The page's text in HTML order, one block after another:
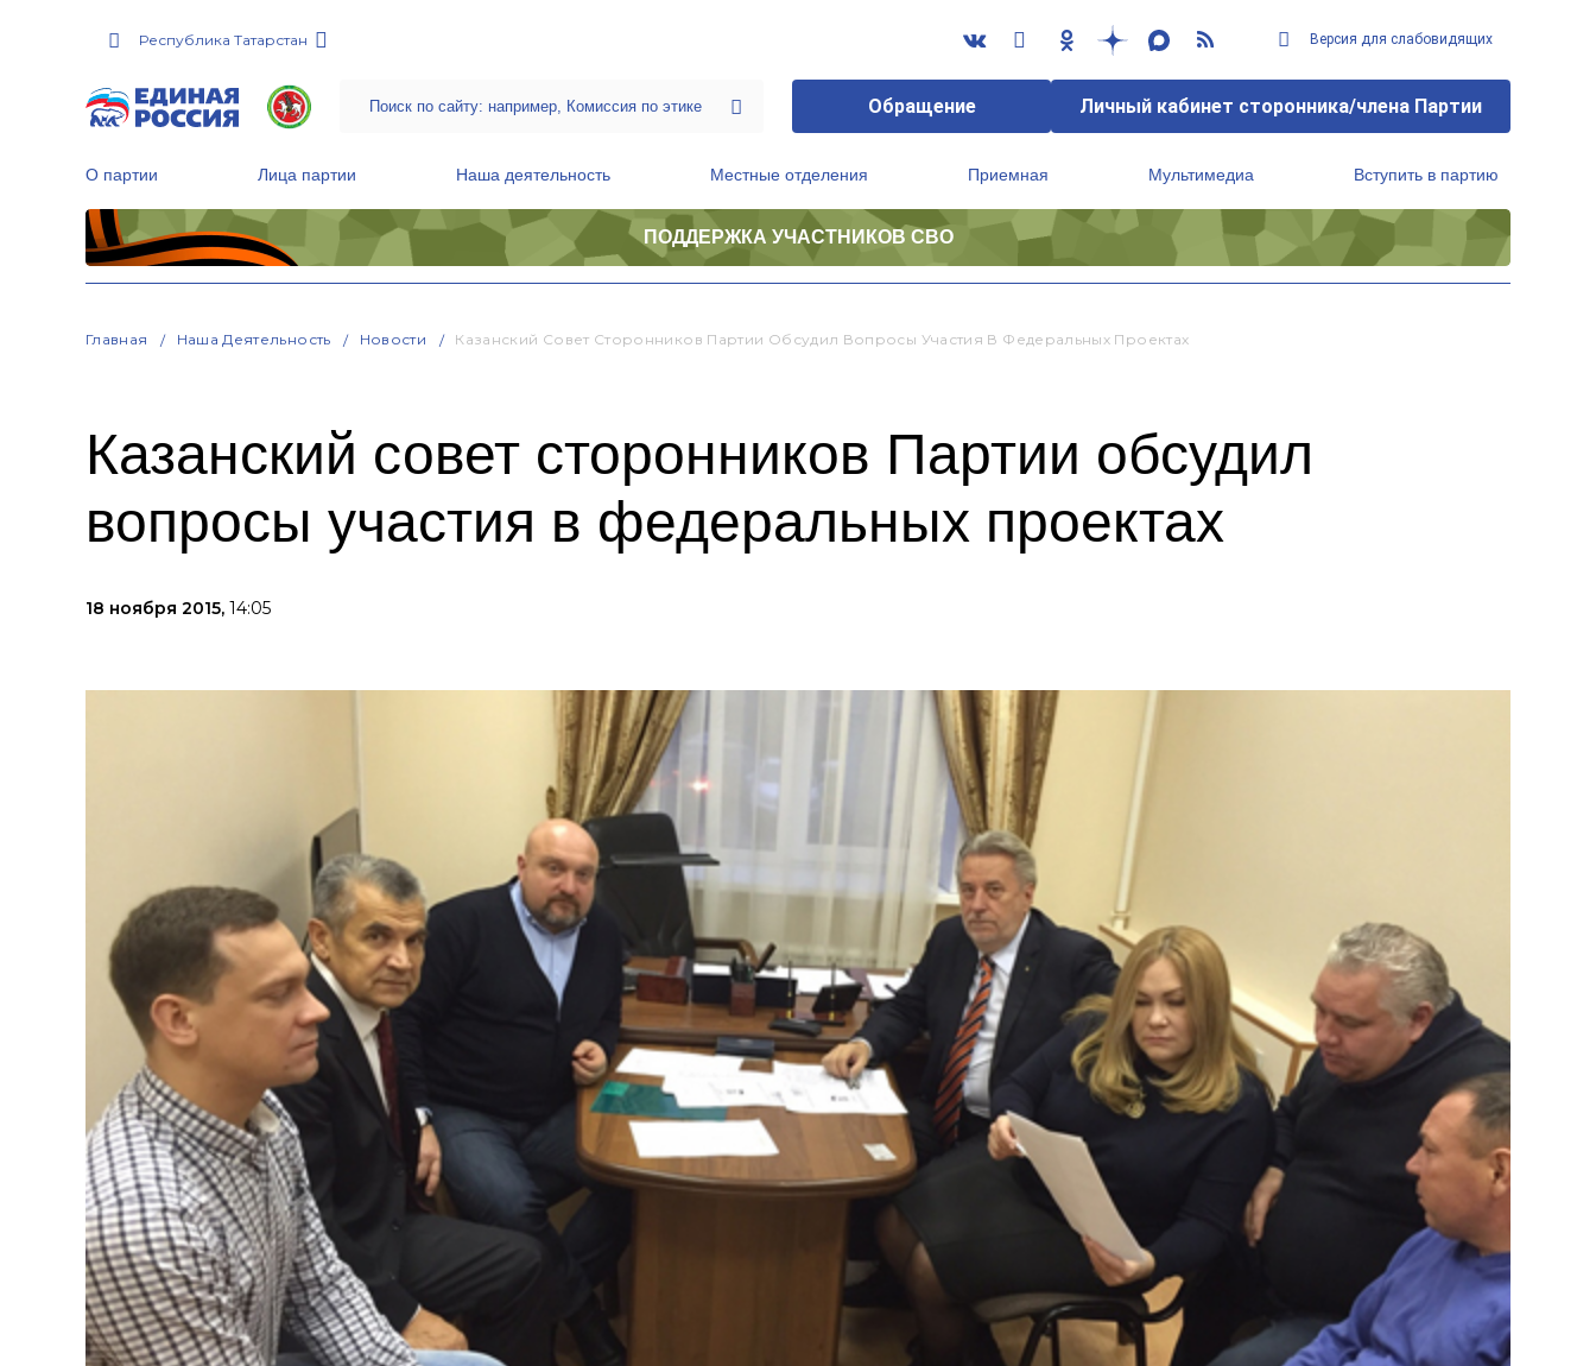
Республика Татарстан Версия для слабовидящих
Обращение Личный кабинет сторонника/члена Партии
О партии Лица партии Наша деятельность Местные отделения Приемная Мультимедиа Вступить в партию
ПОДДЕРЖКА УЧАСТНИКОВ СВО
Главная Наша Деятельность Новости Казанский Совет Сторонников Партии Обсудил Вопросы Участия В Федеральных Проектах
Казанский совет сторонников Партии обсудил
вопросы участия в федеральных проектах
18 ноября 2015, 14:05